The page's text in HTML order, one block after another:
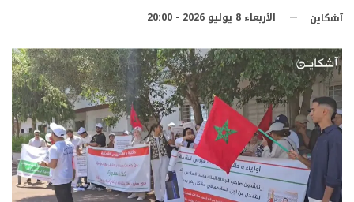
آشكاين الأربعاء 8 يوليو 2026 - 20:00